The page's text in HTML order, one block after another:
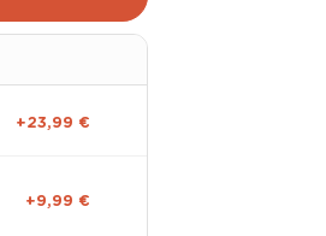
+23,99 €
+9,99 €